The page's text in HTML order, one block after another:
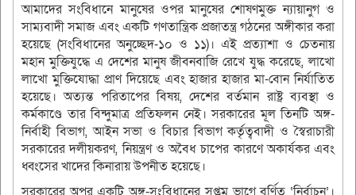
আমাদের সংবিধানে মানুষের ওপর মানুষের শোষণমুক্ত ন্যায়ানুগ ও
সাম্যবাদী সমাজ এবং একটি গণতান্ত্রিক প্রজাতন্ত্র গঠনের অঙ্গীকার করা
হয়েছে (সংবিধানের অনুচ্ছেদ-১০ ও ১১)। এই প্রত্যাশা ও চেতনায়
মহান মুক্তিযুদ্ধে এ দেশের মানুষ জীবনবাজি রেখে যুদ্ধ করেছে, লাখো
লাখো মুক্তিযোদ্ধা প্রাণ দিয়েছে এবং হাজার হাজার মা-বোন নির্যাতিত
হয়েছে। অত্যন্ত পরিতাপের বিষয়, দেশের বর্তমান রাষ্ট্র ব্যবস্থা ও
কর্মকাণ্ডে তার বিন্দুমাত্র প্রতিফলন নেই। সরকারের মূল তিনটি অঙ্গ-
নির্বাহী বিভাগ, আইন সভা ও বিচার বিভাগ কর্তৃত্ববাদী ও স্বৈরাচারী
সরকারের দলীয়করণ, নিয়ন্ত্রণ ও অবৈধ চাপের কারণে অকার্যকর এবং
ধ্বংসের খাদের কিনারায় উপনীত হয়েছে।